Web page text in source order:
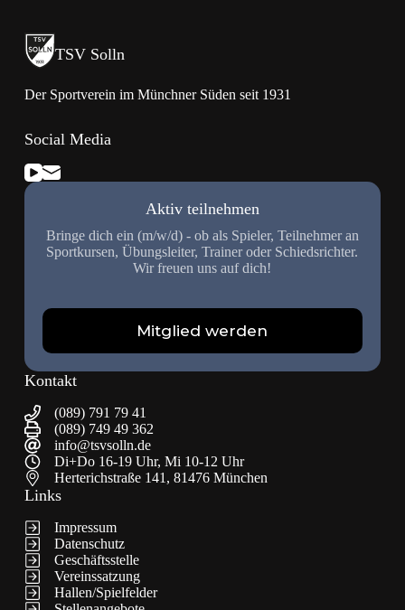
TSV Solln
Der Sportverein im Münchner Süden seit 1931
Social Media
Kontakt
(089) 791 79 41
(089) 749 49 362
info@tsvsolln.de
Di+Do 16-19 Uhr, Mi 10-12 Uhr
Herterichstraße 141, 81476 München
Links
Impressum
Datenschutz
Geschäftsstelle
Vereinssatzung
Hallen/Spielfelder
Aktiv teilnehmen
Bringe dich ein (m/w/d) - ob als Spieler, Teilnehmer an
Sportkursen, Übungsleiter, Trainer oder Schiedsrichter.
Wir freuen uns auf dich!
Mitglied werden